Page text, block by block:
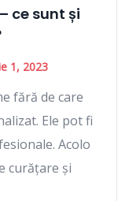
ce sunt și
1, 2023
fără de care
Ele pot fi
Acolo
curățare și